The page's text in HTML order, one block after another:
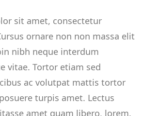
sit amet, consectetur
ornare non non massa elit
nibh neque interdum
vitae. Tortor etiam sed
ac volutpat mattis tortor
turpis amet. Lectus
amet quam libero, lorem.